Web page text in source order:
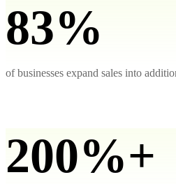
83%
of businesses expand sales into
200%+